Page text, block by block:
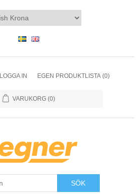
LOGGA IN EGEN PRODUKTLISTA (0)
VARUKORG (0)
SÖK